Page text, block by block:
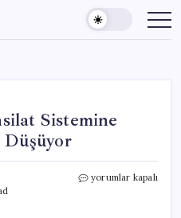
Sistemine
Kuryeler
yorumlar kapalı